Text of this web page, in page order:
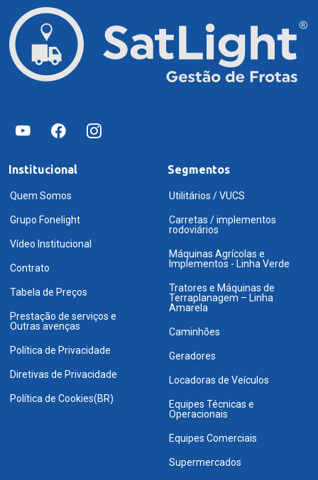
Institucional
Quem Somos
Grupo Fonelight
Vídeo Institucional
Contrato
Tabela de Preços
Prestação de serviços e
Outras avenças
Política de Privacidade
Diretivas de Privacidade
Política de Cookies(BR)
Segmentos
Utilitários / VUCS
Carretas / implementos
rodoviários
Máquinas Agrícolas e
Implementos - Linha Verde
Tratores e Máquinas de
Terraplanagem – Linha
Amarela
Caminhões
Geradores
Locadoras de Veículos
Equipes Técnicas e
Operacionais
Equipes Comerciais
Supermercados